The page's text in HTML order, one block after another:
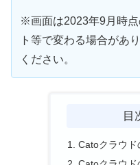
※画⾯は2023年9⽉時
ト等で変わる場合があ
ください。
目
Catoクラウド